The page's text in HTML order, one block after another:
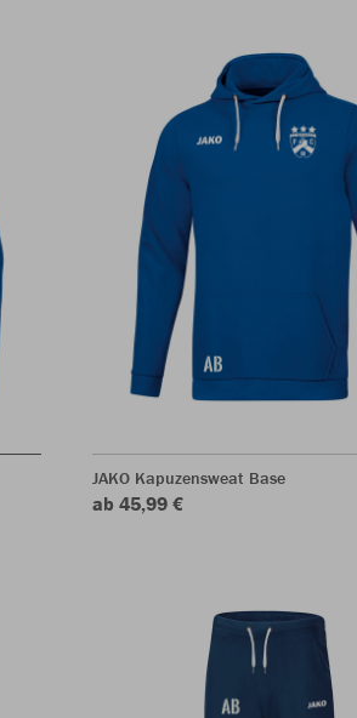
JAKO Kapuzensweat Base
ab 45,99 €